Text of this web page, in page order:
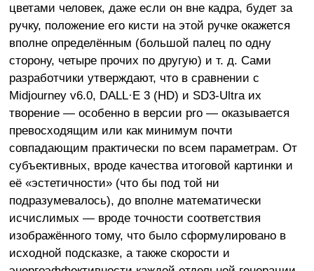
цветами человек, даже если он вне кадра, будет за
ручку, положение его кисти на этой ручке окажется
вполне определённым (большой палец по одну
сторону, четыре прочих по другую) и т. д. Сами
разработчики утверждают, что в сравнении с
Midjourney v6.0, DALL·E 3 (HD) и SD3-Ultra их
творение — особенно в версии pro — оказывается
превосходящим или как минимум почти
совпадающим практически по всем параметрам. От
субъективных, вроде качества итоговой картинки и
её «эстетичности» (что бы под той ни
подразумевалось), до вполне математически
исчислимых — вроде точности соответствия
изображённого тому, что было сформулировано в
исходной подсказке, а также скорости и